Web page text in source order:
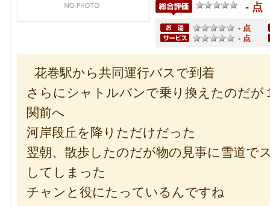
- 点
- 点
- 点
花巻駅から共同運行バスで到着
さらにシャトルバンで乗り換えたのだが
関前へ
河岸段丘を降りただけだった
翌朝、散歩したのだが物の見事に雪道で
してしまった
チャンと役にたっているんですね